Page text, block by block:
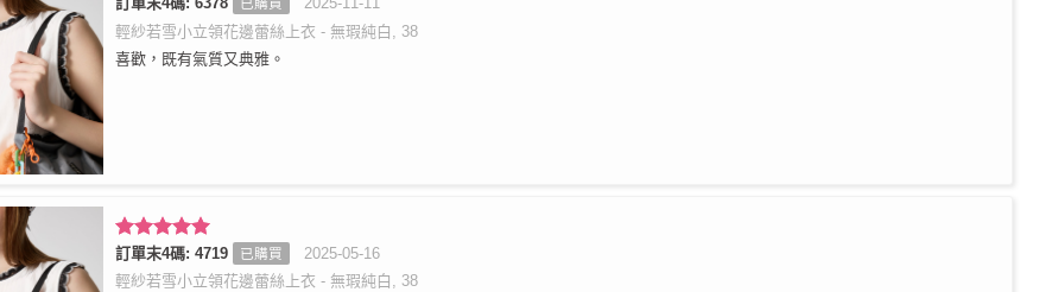
分 5
輕紗若雪小立領花邊蕾絲上衣 - 無瑕純白, 38
喜歡，既有氣質又典雅。
評分5滿
分 5
訂單末4碼: 4719 已購買
2025-05-16
輕紗若雪小立領花邊蕾絲上衣 - 無瑕純白, 38